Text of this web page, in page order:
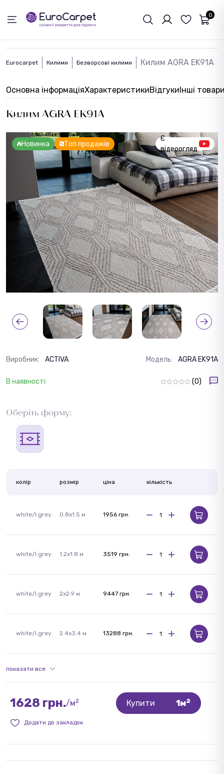
0
Eurocarpet Килими Безворсові килими Килим AGRA EK91A
Основна інформаціяХарактеристикиВідгукиІнші
Килим AGRA EK91A
Новинка Топ продажів
Є
відеоогляд
Виробник: ACTIVA Модель: AGRA EK91A
В наявності (0)
Оберіть форму:
колір розмір ціна кількість
white/l.grey 0.8x1.5 м 1956 грн.
white/l.grey 1.2x1.8 м 3519 грн.
white/l.grey 2x2.9 м 9447 грн.
white/l.grey 2.4x3.4 м 13288 грн.
показати все
1628 грн./м2 Купити 1м2
Додати до закладок
ЗВОРОТНІЙ ЗВЯЗОК